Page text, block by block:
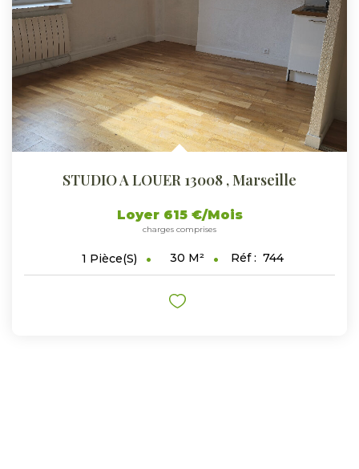
STUDIO A LOUER 13008 ,Marseille
Loyer 615 €/mois
charges comprises
1 Pièce(s) 30 M² Réf : 744